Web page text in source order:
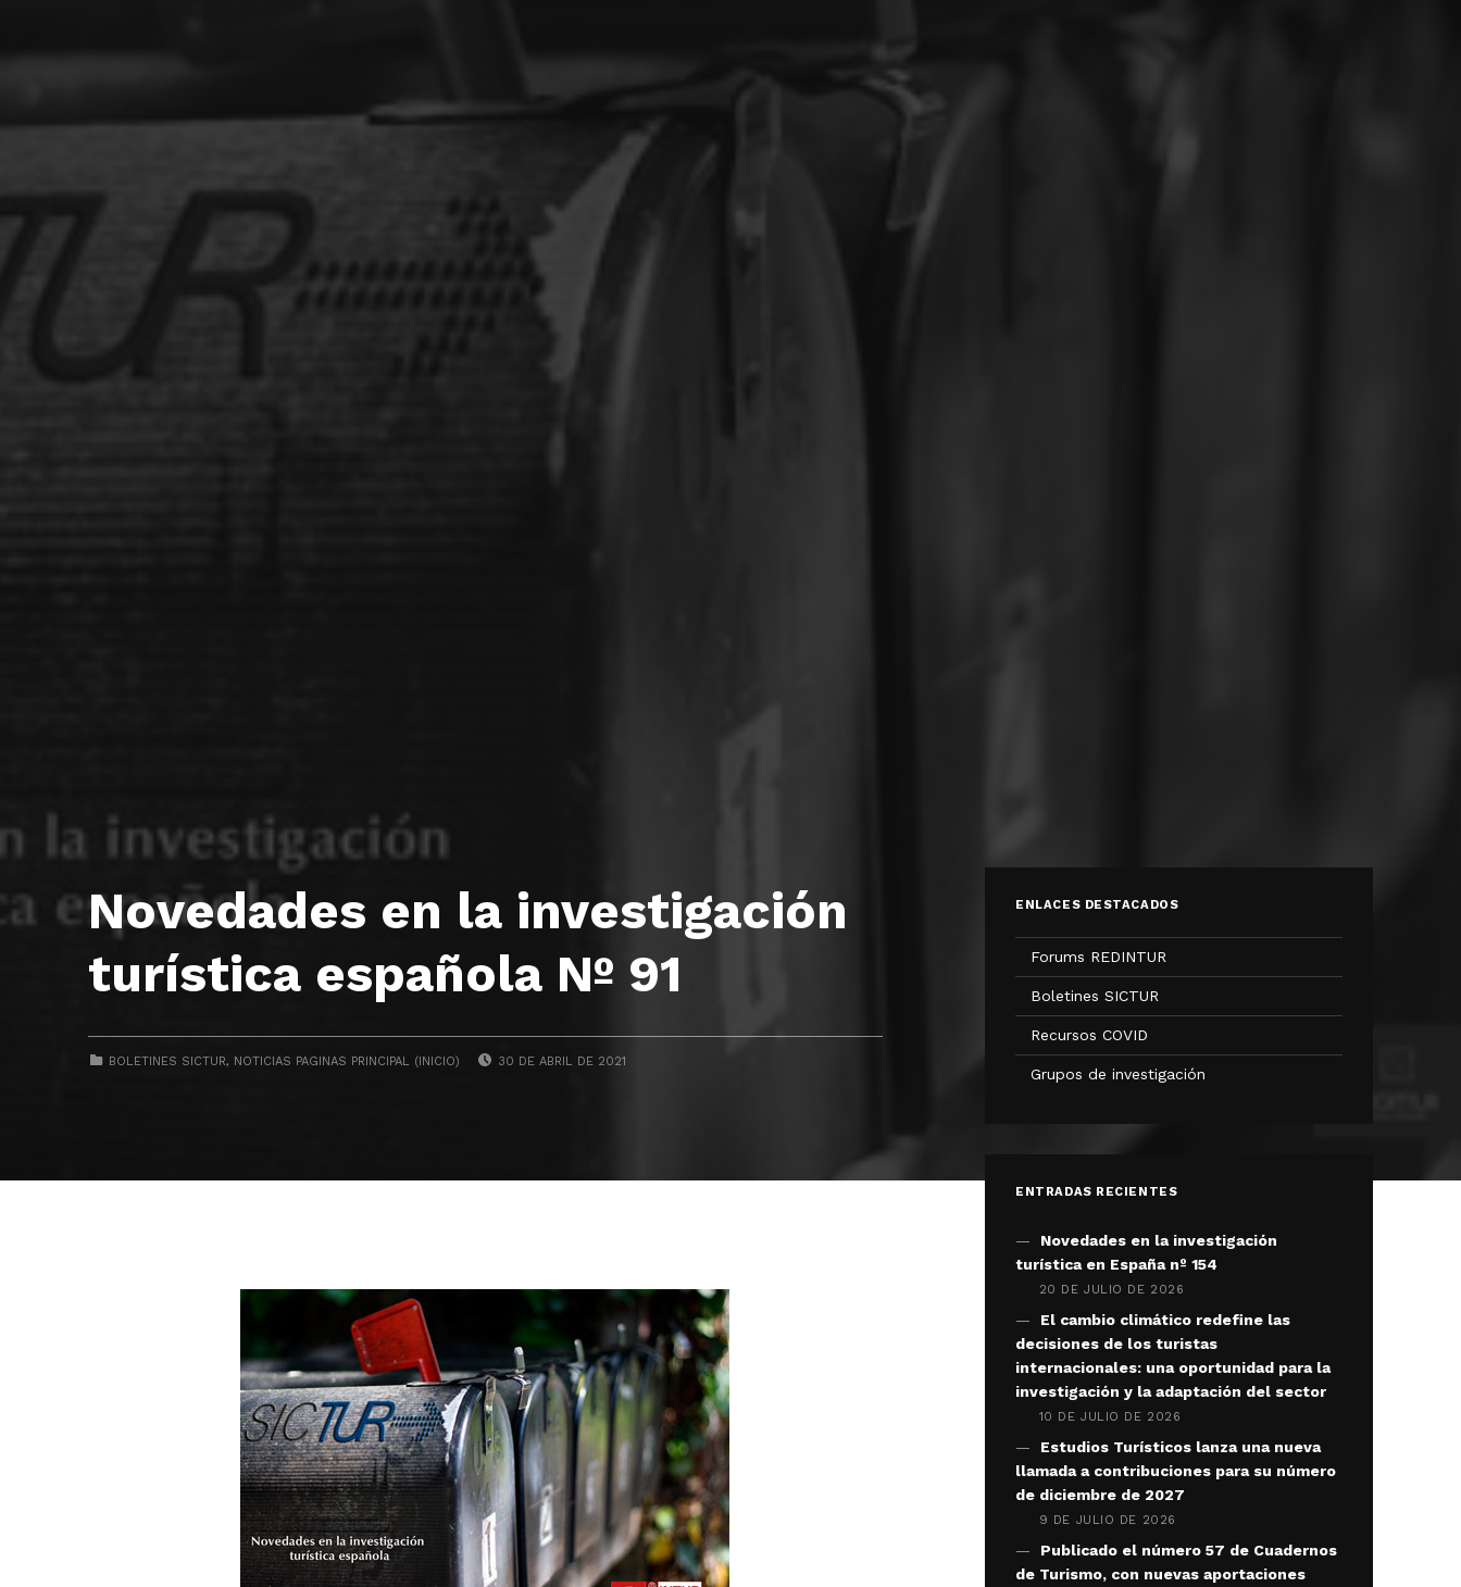
Novedades en la investigación
turística española Nº 91
BOLETINES SICTUR, NOTICIAS PAGINAS PRINCIPAL (INICIO) 30 DE ABRIL DE 2021
ENLACES DESTACADOS
Forums REDINTUR
Boletines SICTUR
Recursos COVID
Grupos de investigación
ENTRADAS RECIENTES
Novedades en la investigación
turística en España nº 154
20 DE JULIO DE 2026
El cambio climático redefine las
decisiones de los turistas
internacionales: una oportunidad para la
investigación y la adaptación del sector
10 DE JULIO DE 2026
Estudios Turísticos lanza una nueva
llamada a contribuciones para su número
de diciembre de 2027
9 DE JULIO DE 2026
Publicado el número 57 de Cuadernos
de Turismo, con nuevas aportaciones